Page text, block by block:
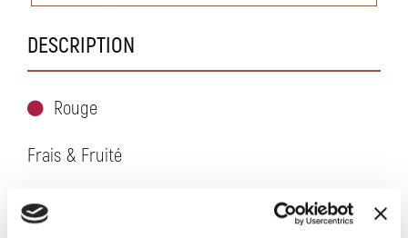
DESCRIPTION
Rouge
Frais & Fruité
C’est la première appellation française à avoir
utilisé le terme de « villages ». Une des